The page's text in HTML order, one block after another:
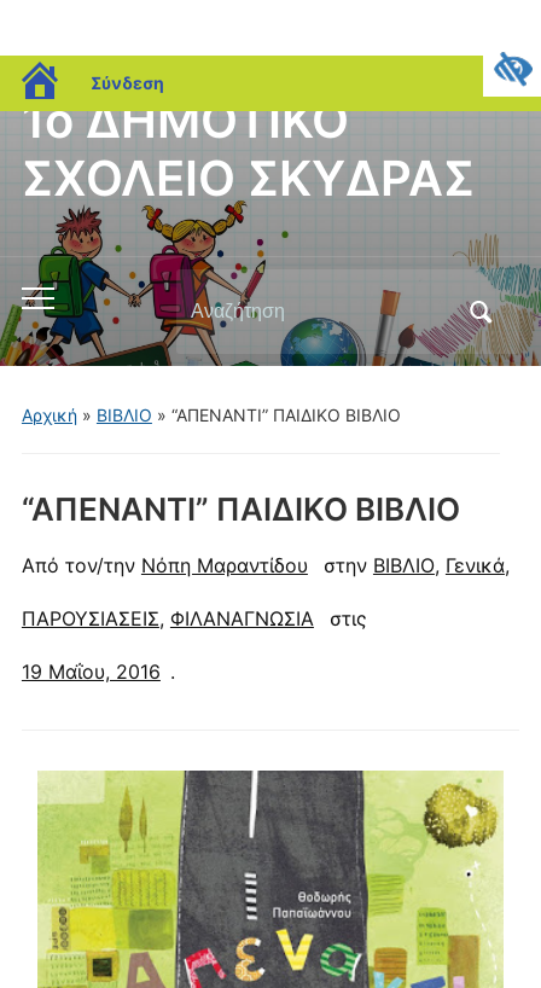
blogs.sch.gr
Σύνδεση
1ο ΔΗΜΟΤΙΚΟ
ΣΧΟΛΕΙΟ ΣΚΥΔΡΑΣ
Εναλλαγή
του
μενού
για
Αναζήτηση
για:
Αρχική» ΒΙΒΛΙΟ » “ΑΠΕΝΑΝΤΙ” ΠΑΙΔΙΚΟ ΒΙΒΛΙΟ
“ΑΠΕΝΑΝΤΙ” ΠΑΙΔΙΚΟ ΒΙΒΛΙΟ
Από τον/την Νόπη Μαραντίδου στην ΒΙΒΛΙΟ, Γενικά,
ΠΑΡΟΥΣΙΑΣΕΙΣ, ΦΙΛΑΝΑΓΝΩΣΙΑ στις
19 Μαΐου, 2016 .